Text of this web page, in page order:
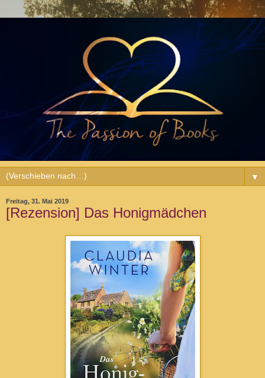
▼
Freitag, 31. Mai 2019
[Rezension] Das Honigmädchen